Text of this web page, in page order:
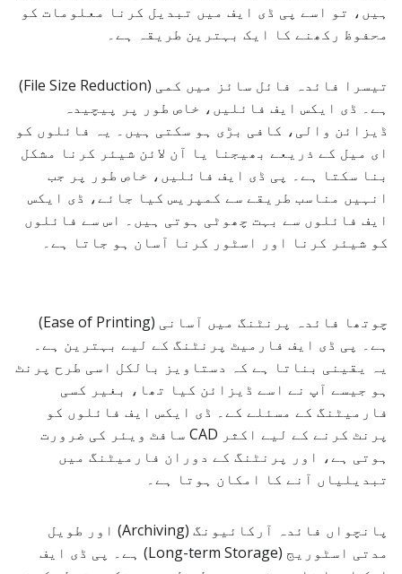
ہیں، تو اسے پی ڈی ایف میں تبدیل کرنا معلومات کو
محفوظ رکھنے کا ایک بہترین طریقہ ہے۔
تیسرا فائدہ فائل سائز میں کمی (File Size Reduction)
ہے۔ ڈی ایکس ایف فائلیں، خاص طور پر پیچیدہ
ڈیزائن والی، کافی بڑی ہو سکتی ہیں۔ یہ فائلوں کو
ای میل کے ذریعے بھیجنا یا آن لائن شیئر کرنا مشکل
بنا سکتا ہے۔ پی ڈی ایف فائلیں، خاص طور پر جب
انہیں مناسب طریقے سے کمپریس کیا جائے، ڈی ایکس
ایف فائلوں سے بہت چھوٹی ہوتی ہیں۔ اس سے فائلوں
کو شیئر کرنا اور اسٹور کرنا آسان ہو جاتا ہے۔
چوتھا فائدہ پرنٹنگ میں آسانی (Ease of Printing)
ہے۔ پی ڈی ایف فارمیٹ پرنٹنگ کے لیے بہترین ہے۔
یہ یقینی بناتا ہے کہ دستاویز بالکل اسی طرح پرنٹ
ہو جیسے آپ نے اسے ڈیزائن کیا تھا، بغیر کسی
فارمیٹنگ کے مسئلے کے۔ ڈی ایکس ایف فائلوں کو
پرنٹ کرنے کے لیے اکثر CAD سافٹ ویئر کی ضرورت
ہوتی ہے، اور پرنٹنگ کے دوران فارمیٹنگ میں
تبدیلیاں آنے کا امکان ہوتا ہے۔
پانچواں فائدہ آرکائیونگ (Archiving) اور طویل
مدتی اسٹوریج (Long-term Storage) ہے۔ پی ڈی ایف